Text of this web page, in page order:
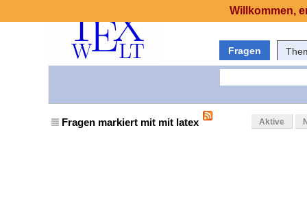
Fragen
Fragen markiert mit mit latex Aktive
Willkommen,